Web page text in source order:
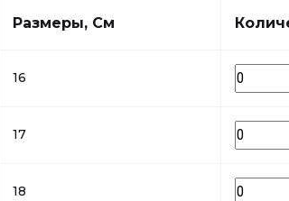
Размеры, См
16
17
18